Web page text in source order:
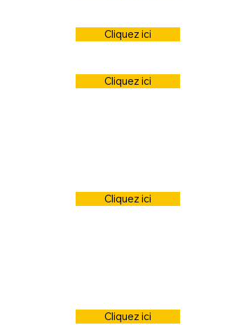
Cliquez ici
Cliquez ici
Cliquez ici
Cliquez ici